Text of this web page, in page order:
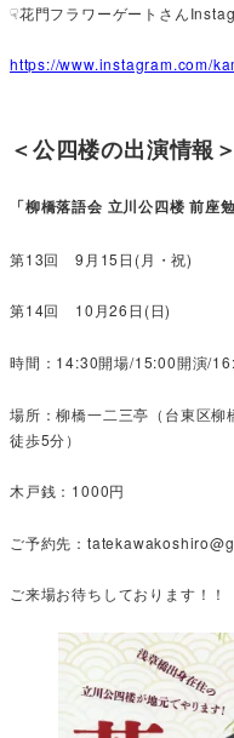
☟花門フラワーゲートさん
https://www.instagram.com/
＜公四楼の出演情報＞
「柳橋落語会 立川公四楼 前座
第13回 9月15日(月・祝)
第14回 10月26日(日)
時間：14:30開場/15:00開演/
場所：柳橋一二三亭（台東区
徒歩5分）
木戸銭：1000円
ご予約先：
ご来場お待ちしております！！